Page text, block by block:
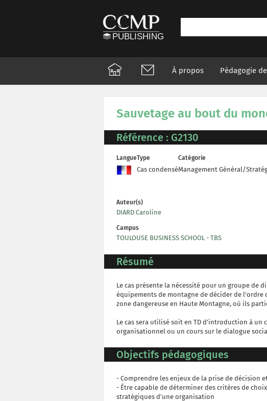
À propos Pédagogie
Sauvetage au bout du
Référence : G2130
LangueType
Cas condensé
Catégorie
Management Général/
Auteur(s)
DIARD Caroline
Campus
TOULOUSE BUSINESS SCHOOL - TBS
Résumé
Le cas présente la nécessité pour un groupe de
équipements de montagne de décider de
zone dangereuse en Haute Montagne, où ils
Le cas sera utilisé soit en TD d'introduction à
organisationnel ou un cours sur le dialogue
Objectifs pédagogiques
- Comprendre les enjeux de la prise de décision
- Être capable de déterminer des critères de
stratégiques d'une organisation